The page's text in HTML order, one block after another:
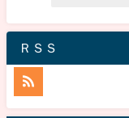
ＲＳＳ